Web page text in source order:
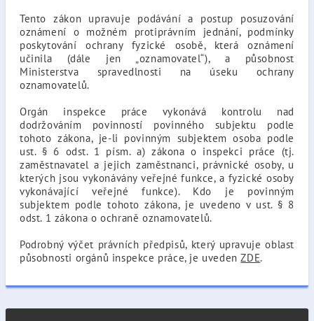
Tento zákon upravuje podávání a postup posuzování
oznámení o možném protiprávním jednání, podmínky
poskytování ochrany fyzické osobě, která oznámení
učinila (dále jen „oznamovatel“), a působnost
Ministerstva spravedlnosti na úseku ochrany
oznamovatelů.
Orgán inspekce práce vykonává kontrolu nad
dodržováním povinností povinného subjektu podle
tohoto zákona, je-li povinným subjektem osoba podle
ust. § 6 odst. 1 písm. a) zákona o inspekci práce (tj.
zaměstnavatel a jejich zaměstnanci, právnické osoby, u
kterých jsou vykonávány veřejné funkce, a fyzické osoby
vykonávající veřejné funkce). Kdo je povinným
subjektem podle tohoto zákona, je uvedeno v ust. § 8
odst. 1 zákona o ochraně oznamovatelů.
Podrobný výčet právních předpisů, který upravuje oblast
působnosti orgánů inspekce práce, je uvedenZDE.